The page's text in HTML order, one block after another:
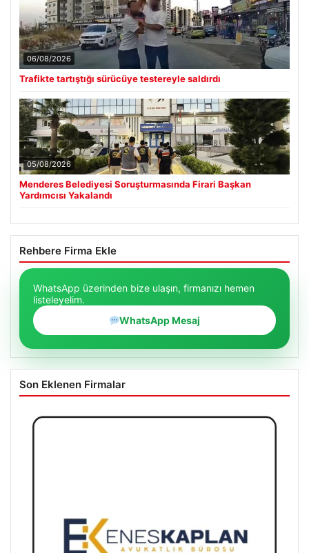
06/08/2026
Trafikte tartıştığı sürücüye testereyle saldırdı
05/08/2026
Menderes Belediyesi Soruşturmasında Firari Başkan
Yardımcısı Yakalandı
Rehbere Firma Ekle
WhatsApp üzerinden bize ulaşın, firmanızı hemen
listeleyelim.
WhatsApp Mesaj
Son Eklenen Firmalar